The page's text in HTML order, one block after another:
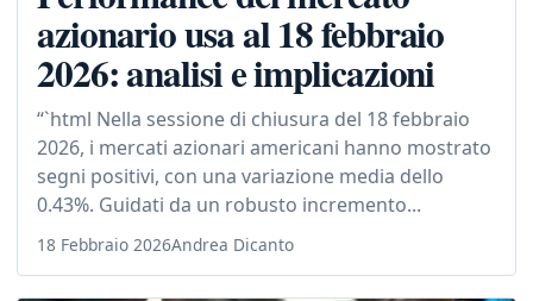
azionario usa al 18 febbraio
2026: analisi e implicazioni
“`html Nella sessione di chiusura del 18 febbraio
2026, i mercati azionari americani hanno mostrato
segni positivi, con una variazione media dello
0.43%. Guidati da un robusto incremento...
18 Febbraio 2026Andrea Dicanto